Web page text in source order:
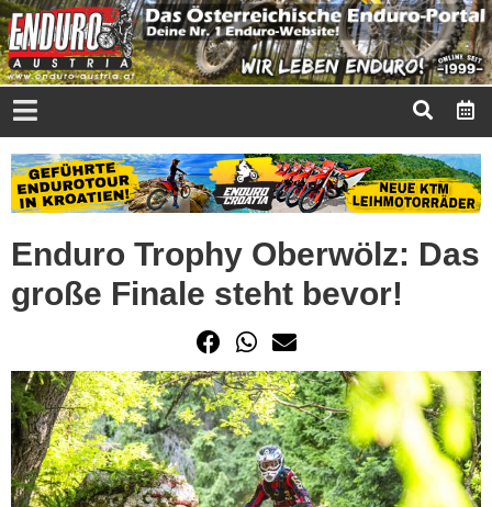
Enduro Trophy Oberwölz: Das
große Finale steht bevor!